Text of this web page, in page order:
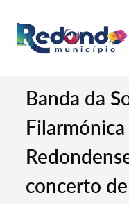
Banda da
concerto